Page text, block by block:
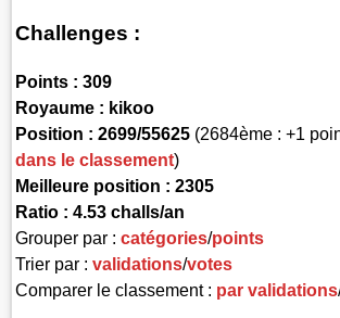
Challenges :
Points : 309
Royaume : kikoo
Position : 2699/55625 (2684ème : +1
dans le classement)
Meilleure position : 2305
Ratio : 4.53 challs/an
Grouper par :catégories/points
Trier par :validations/votes
Comparer le classement : par validations